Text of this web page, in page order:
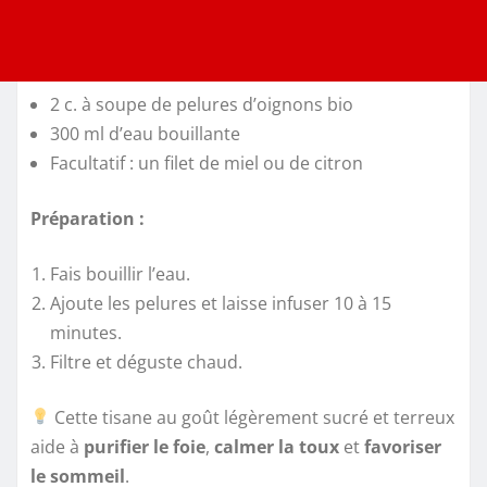
2 c. à soupe de pelures d’oignons bio
300 ml d’eau bouillante
Facultatif : un filet de miel ou de citron
Préparation :
Fais bouillir l’eau.
Ajoute les pelures et laisse infuser 10 à 15
minutes.
Filtre et déguste chaud.
Cette tisane au goût légèrement sucré et terreux
aide à purifier le foie, calmer la toux etfavoriser
le sommeil.